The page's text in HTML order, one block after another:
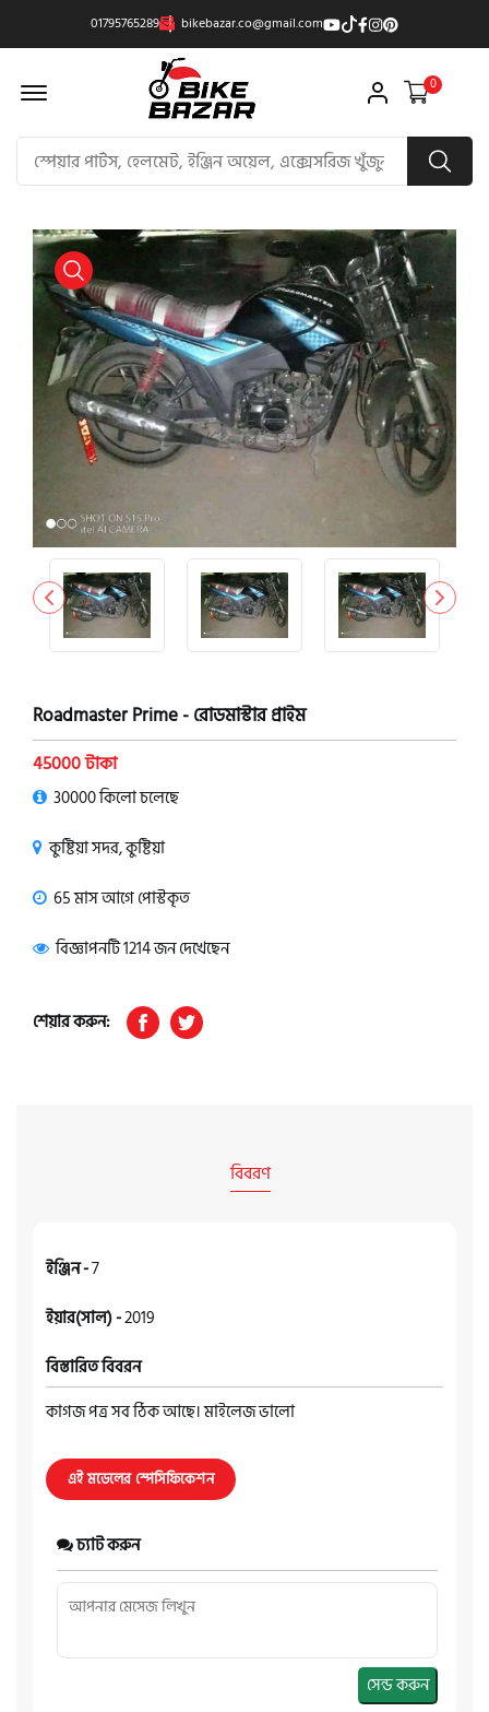
01795765289 bikebazar.co@gmail.com
Offcanvas Menu Open 0
product view
Roadmaster Prime - রোডমাস্টার প্রাইম
45000 টাকা
30000 কিলো চলেছে
কুষ্টিয়া সদর, কুষ্টিয়া
65 মাস আগে পোস্টকৃত
বিজ্ঞাপনটি 1214 জন দেখেছেন
শেয়ার করুন:
বিবরণ
ইঞ্জিন -7
ইয়ার(সাল) -2019
বিস্তারিত বিবরন
কাগজ পত্র সব ঠিক আছে। মাইলেজ ভালো
এই মডেলের স্পেসিফিকেশন
চ্যাট করুন
সেন্ড করুন